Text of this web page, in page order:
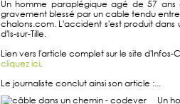
Un homme paraplégique agé de 57
gravement blessé par un cable tendu
chalons.com. L'accident s'est produit
d'Is-sur-Tille.
Lien vers l'article complet sur le site d'Infos-
cliquez ici.
Le journaliste conclut ainsi son article :...
Un